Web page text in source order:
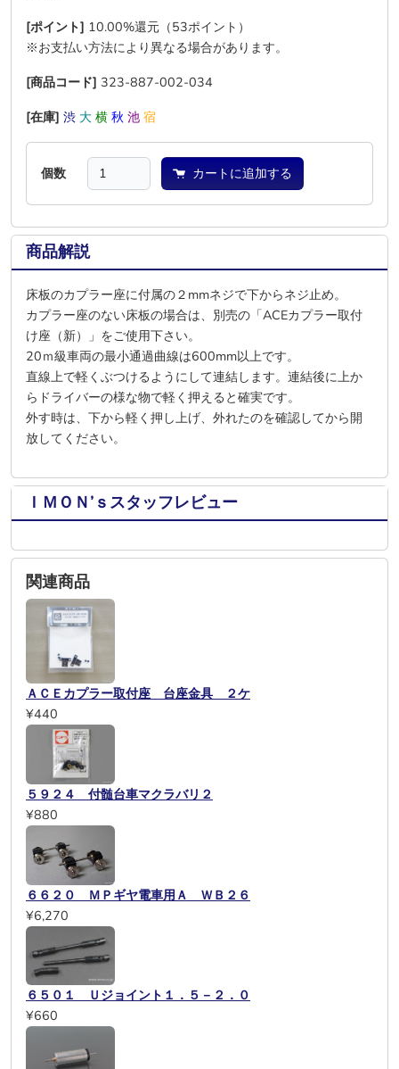
[ポイント] 10.00%還元（53ポイント）
※お支払い方法により異なる場合があります。
[商品コード] 323-887-002-034
[在庫] 渋 大 横 秋 池 宿
個数 カートに追加する
商品解説
床板のカプラー座に付属の２mmネジで下からネジ止め。
カプラー座のない床板の場合は、別売の「ACEカプラー取付
け座（新）」をご使用下さい。
20ｍ級車両の最小通過曲線は600mm以上です。
直線上で軽くぶつけるようにして連結します。連結後に上か
らドライバーの様な物で軽く押えると確実です。
外す時は、下から軽く押し上げ、外れたのを確認してから開
放してください。
ＩＭＯＮ’ｓスタッフレビュー
関連商品
ＡＣＥカプラー取付座 台座金具 ２ケ
¥440
５９２４ 付髄台車マクラバリ２
¥880
６６２０ ＭＰギヤ電車用Ａ ＷＢ２６
¥6,270
６５０１ Ｕジョイント１．５－２．０
¥660